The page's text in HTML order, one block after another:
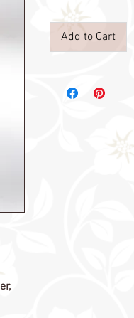
Add to Cart